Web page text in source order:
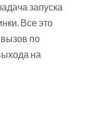
запуска
Все это
по
на